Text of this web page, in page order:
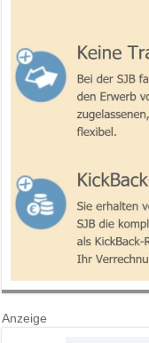
Anzeige